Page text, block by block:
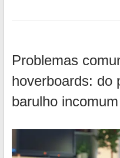
Problemas
hoverboards: do
barulho incomum